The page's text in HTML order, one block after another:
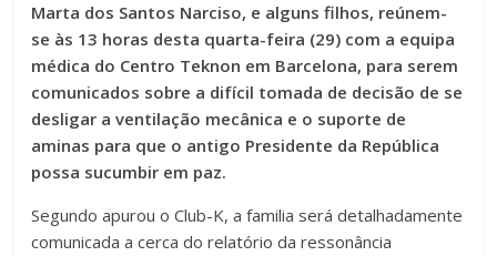
Marta dos Santos Narciso, e alguns filhos, reúnem-
se às 13 horas desta quarta-feira (29) com a equipa
médica do Centro Teknon em Barcelona, para serem
comunicados sobre a difícil tomada de decisão de se
desligar a ventilação mecânica e o suporte de
aminas para que o antigo Presidente da República
possa sucumbir em paz.
Segundo apurou o Club-K, a familia será detalhadamente
comunicada a cerca do relatório da ressonância